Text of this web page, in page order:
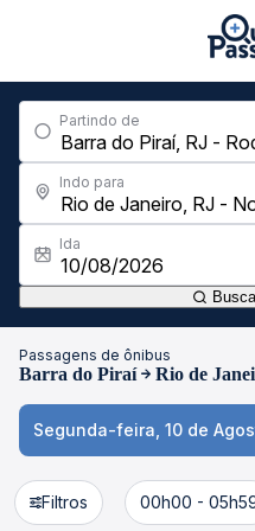
Partindo de
Indo para
Ida
Passagens de ônibus
Barra do Piraí Rio de
Segunda-feira, 10 de
Filtros 00h00 -